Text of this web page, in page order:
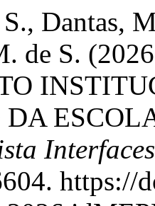
Dantas,
de S.
https://